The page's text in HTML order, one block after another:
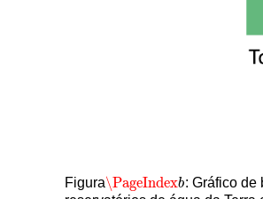
Figura\PageIndexb
\PageIndexb: Gráfico de